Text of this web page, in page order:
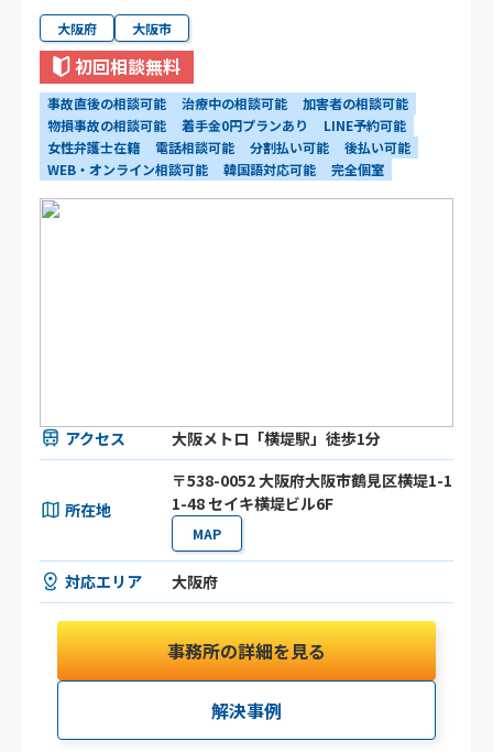
大阪府 大阪市
初回相談無料
事故直後の相談可能 治療中の相談可能
加害者の相談可能
物損事故の相談可能
着手金0円プランあり
LINE予約可能
女性弁護士在籍
電話相談可能 分割払い可能
後払い可能
WEB・オンライン相談可能
韓国語対応可能 完全個室
アクセス 大阪メトロ「横堤駅」徒歩1分
所在地
〒538-0052 大阪府大阪市鶴見区横堤1-1
1-48 セイキ横堤ビル6F
MAP
対応エリア 大阪府
事務所の詳細を見る
解決事例